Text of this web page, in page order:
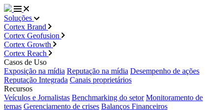
Soluções
Cortex Brand
Cortex Geofusion
Cortex Growth
Cortex Reach
Casos de Uso
Exposição na mídia Reputação na mídia Desempenho de ações
Reputação Integrada Canais proprietários
Recursos
Veículos e Jornalistas Benchmarking do setor Monitoramento de
temas Gerenciamento de crises Balanços Financeiros